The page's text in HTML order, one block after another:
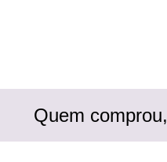
Quem